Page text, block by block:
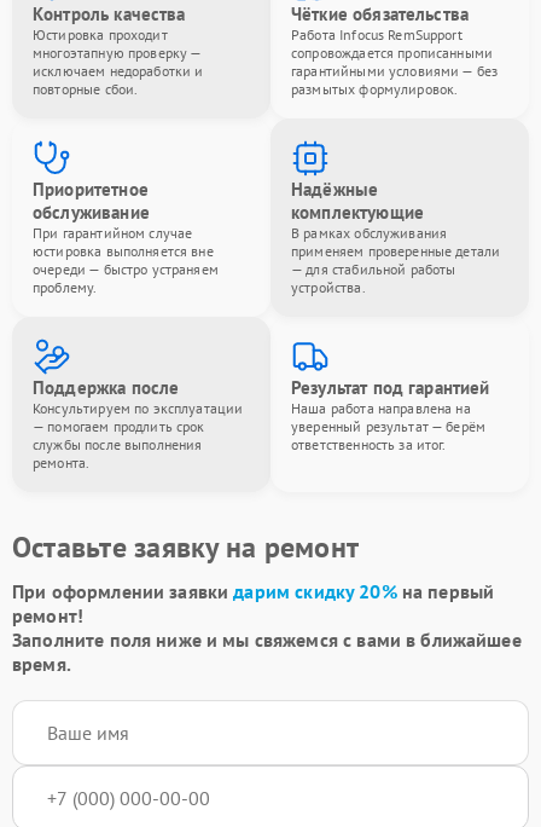
Контроль качества
Юстировка проходит
многоэтапную проверку —
исключаем недоработки и
повторные сбои.
Чёткие обязательства
Работа Infocus RemSupport
сопровождается прописанными
гарантийными условиями — без
размытых формулировок.
Приоритетное
обслуживание
При гарантийном случае
юстировка выполняется вне
очереди — быстро устраняем
проблему.
Надёжные
комплектующие
В рамках обслуживания
применяем проверенные детали
— для стабильной работы
устройства.
Поддержка после
Консультируем по эксплуатации
— помогаем продлить срок
службы после выполнения
ремонта.
Результат под гарантией
Наша работа направлена на
уверенный результат — берём
ответственность за итог.
Оставьте заявку на ремонт
При оформлении заявкидарим скидку 20%на первый
ремонт!
Заполните поля ниже и мы свяжемся с вами в ближайшее
время.